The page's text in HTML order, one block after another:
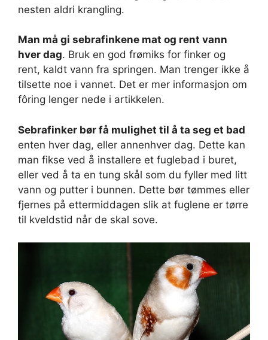
nesten aldri krangling.
Man må gi sebrafinkene mat og rent vann
hver dag. Bruk en god frømiks for finker og
rent, kaldt vann fra springen. Man trenger ikke å
tilsette noe i vannet. Det er mer informasjon om
fôring lenger nede i artikkelen.
Sebrafinker bør få mulighet til å ta seg et bad
enten hver dag, eller annenhver dag. Dette kan
man fikse ved å installere et fuglebad i buret,
eller ved å ta en tung skål som du fyller med litt
vann og putter i bunnen. Dette bør tømmes eller
fjernes på ettermiddagen slik at fuglene er tørre
til kveldstid når de skal sove.